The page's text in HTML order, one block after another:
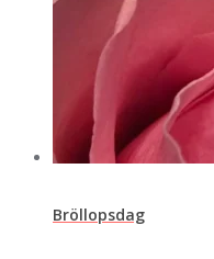
Bröllopsdag